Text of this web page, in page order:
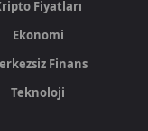
Fiyatları
Ekonomi
Finans
Teknoloji